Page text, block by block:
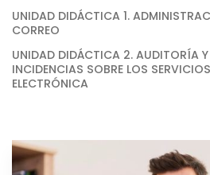
UNIDAD DIDÁCTICA 1.
CORREO
UNIDAD DIDÁCTICA 2. AUDITORÍA Y
INCIDENCIAS SOBRE LOS
ELECTRÓNICA